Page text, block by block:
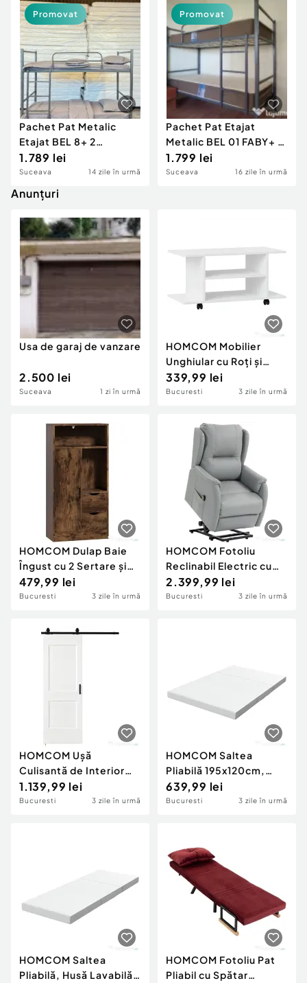
Servicii
Animale de companie
Afaceri și echipamente profesionale
Inchiriere Bunuri si Vehicule
Utilaje agricole si industriale
Piese auto si accesorii
Dacia Duster
Pachet Pat Metalic
Etajat BEL 8+ 2
Saltele+ Set Lenjerie–
Super Oferta
1.789 lei
Suceava 14 zile în urmă
Promovat
Pachet Pat Etajat
Metalic BEL 01 FABY+ 2
Saltele+ Set Lenjerie
Complet
1.799 lei
Suceava 16 zile în urmă
Promovat
Anunțuri
Usa de garaj de vanzare
2.500 lei
Suceava 1 zi în urmă
HOMCOM Mobilier
Unghiular cu Roți și
Rafturi, până la 42", Alb
339,99 lei
Bucuresti 3 zile în urmă
HOMCOM Dulap Baie
Îngust cu 2 Sertare și
Rafturi Reglabile
pentru Bucătărie,
479,99 lei
Bucuresti 3 zile în urmă
HOMCOM Fotoliu
Reclinabil Electric cu
Ridicare (155°), Șezut
Lat pentru Seniori,
2.399,99 lei
Bucuresti 3 zile în urmă
HOMCOM Ușă
Culisantă de Interior
din Lemn de Pin cu Șină
Silențioasă, Ghidaj, Kit
1.139,99 lei
Bucuresti 3 zile în urmă
HOMCOM Saltea
Pliabilă 195x120cm,
10cm, Husă Lavabilă,
Ideală pentru
639,99 lei
Bucuresti 3 zile în urmă
HOMCOM Saltea
Pliabilă, Husă Lavabilă,
HOMCOM Fotoliu Pat
Pliabil cu Spătar